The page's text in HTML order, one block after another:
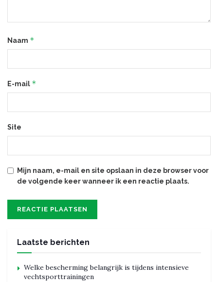
Naam *
E-mail *
Site
Mijn naam, e-mail en site opslaan in deze browser voor
de volgende keer wanneer ik een reactie plaats.
Laatste berichten
Welke bescherming belangrijk is tijdens intensieve
vechtsporttrainingen